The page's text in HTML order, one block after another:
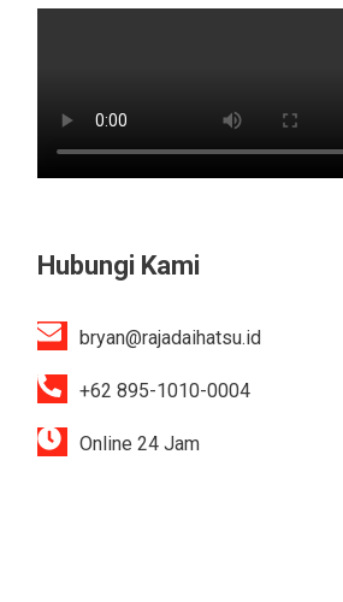
Hubungi Kami
bryan@rajadaihatsu.id
+62 895-1010-0004
Online 24 Jam